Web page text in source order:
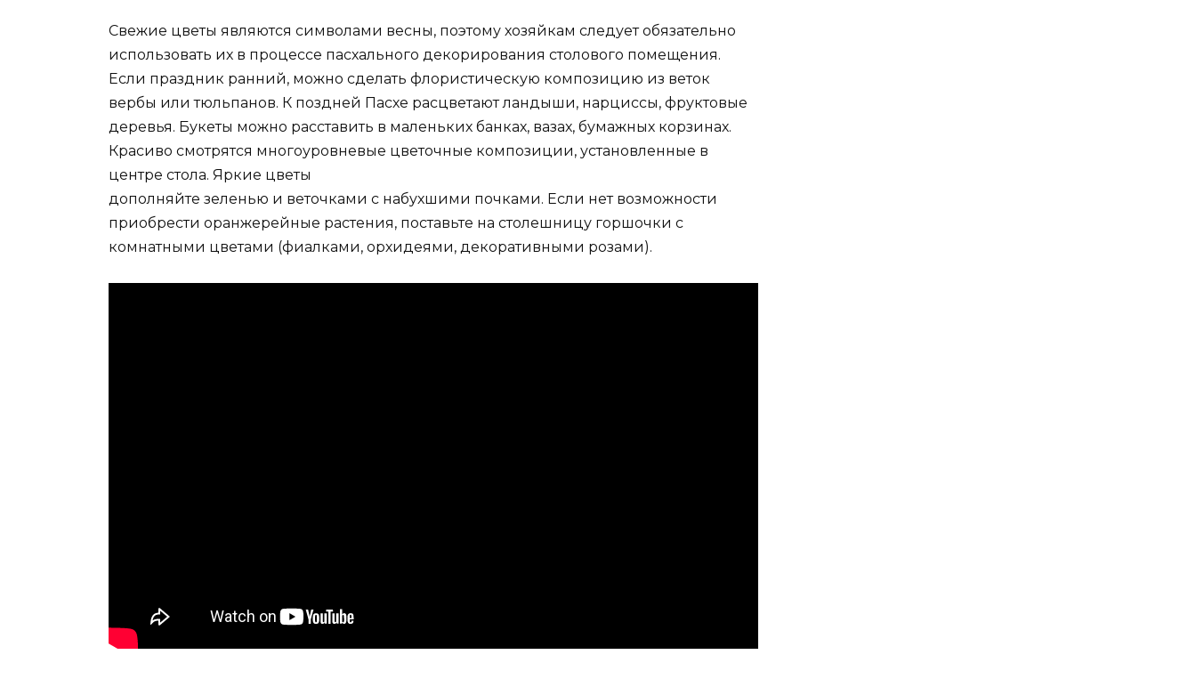
Свежие цветы являются символами весны, поэтому хозяйкам следует обязательно
использовать их в процессе пасхального декорирования столового помещения.
Если праздник ранний, можно сделать флористическую композицию из веток
вербы или тюльпанов. К поздней Пасхе расцветают ландыши, нарциссы, фруктовые
деревья. Букеты можно расставить в маленьких банках, вазах, бумажных корзинах.
Красиво смотрятся многоуровневые цветочные композиции, установленные в
центре стола. Яркие цветы
дополняйте зеленью и веточками с набухшими почками. Если нет возможности
приобрести оранжерейные растения, поставьте на столешницу горшочки с
комнатными цветами (фиалками, орхидеями, декоративными розами).